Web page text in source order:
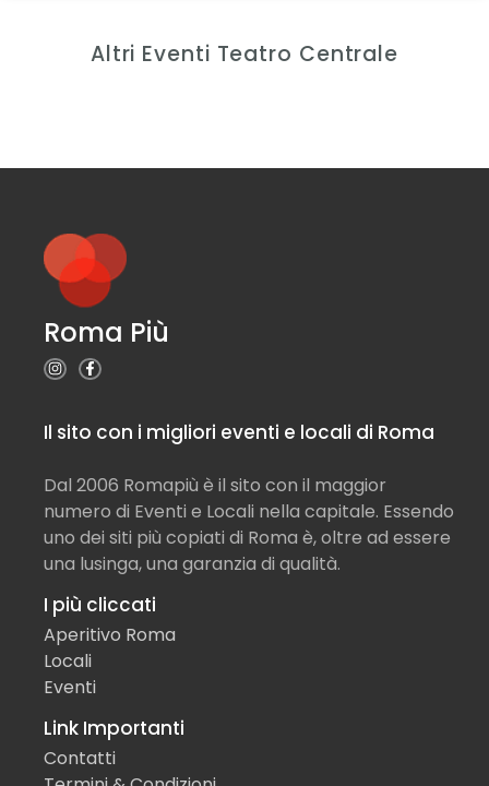
Altri Eventi Teatro Centrale
Roma Più
Il sito con i migliori eventi e locali di Roma
Dal 2006 Romapiù è il sito con il maggior
numero di Eventi e Locali nella capitale. Essendo
uno dei siti più copiati di Roma è, oltre ad essere
una lusinga, una garanzia di qualità.
I più cliccati
Aperitivo Roma
Locali
Eventi
Link Importanti
Contatti